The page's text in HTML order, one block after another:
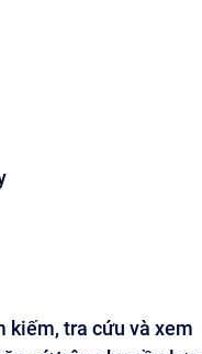
kiếm, tra cứu và xem